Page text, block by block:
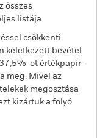
összes
listája.
csökkenti
keletkezett bevétel
ot értékpapír-
meg. Mivel az
megosztása
kizártuk a folyó